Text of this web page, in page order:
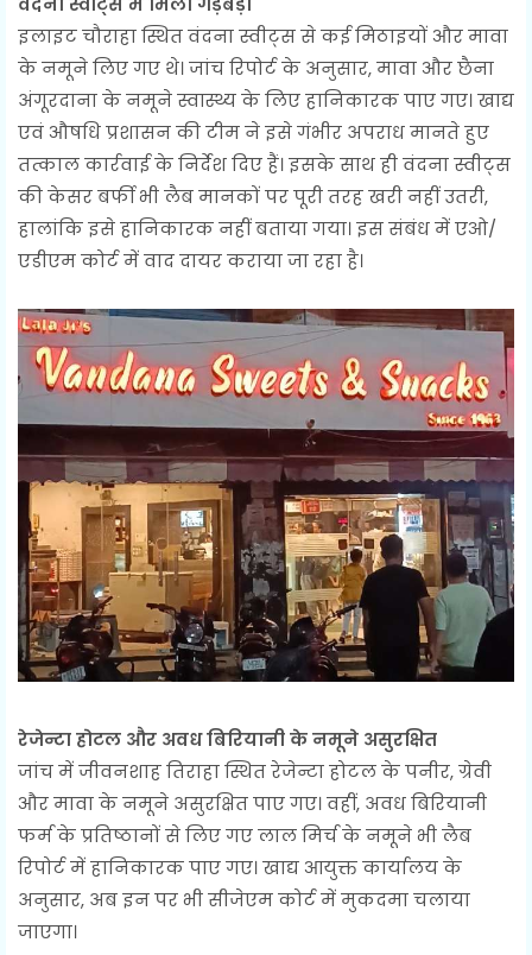
इलाइट चौराहा स्थित वंदना स्वीट्स से कई मिठाइयों और मावा
के नमूने लिए गए थे। जांच रिपोर्ट के अनुसार, मावा और छैना
अंगूरदाना के नमूने स्वास्थ्य के लिए हानिकारक पाए गए। खाद्य
एवं औषधि प्रशासन की टीम ने इसे गंभीर अपराध मानते हुए
तत्काल कार्रवाई के निर्देश दिए हैं। इसके साथ ही वंदना स्वीट्स
की केसर बर्फी भी लैब मानकों पर पूरी तरह खरी नहीं उतरी,
हालांकि इसे हानिकारक नहीं बताया गया। इस संबंध में एओ/
एडीएम कोर्ट में वाद दायर कराया जा रहा है।
रेजेन्टा होटल और अवध बिरियानी के नमूने असुरक्षित
जांच में जीवनशाह तिराहा स्थित रेजेन्टा होटल के पनीर, ग्रेवी
और मावा के नमूने असुरक्षित पाए गए। वहीं, अवध बिरियानी
फर्म के प्रतिष्ठानों से लिए गए लाल मिर्च के नमूने भी लैब
रिपोर्ट में हानिकारक पाए गए। खाद्य आयुक्त कार्यालय के
अनुसार, अब इन पर भी सीजेएम कोर्ट में मुकदमा चलाया
जाएगा।